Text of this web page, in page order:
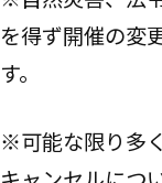
を得ず開催の変
す。
※可能な限り多